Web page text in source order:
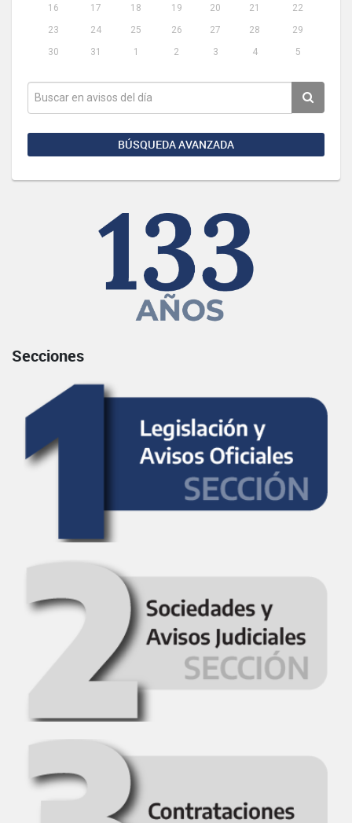
16
17 18 19 20 21
22
23
24 25 26 27 28
29
30
31 1 2 3 4 5
BÚSQUEDA AVANZADA
Secciones